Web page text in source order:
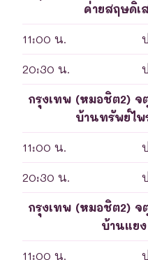
ค่ายสฤษดิ์
11:00 น.
20:30 น.
กรุงเทพ (หมอชิต2) จ
บ้านทรัพย์ไ
11:00 น.
20:30 น.
กรุงเทพ (หมอชิต2) จ
บ้านแย
11:00 น.